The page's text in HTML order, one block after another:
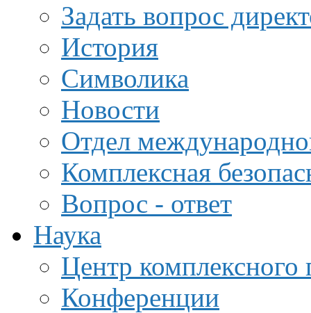
Задать вопрос
История
Символика
Новости
Отдел
Комплексная
Вопрос - ответ
Наука
Центр
Конференции